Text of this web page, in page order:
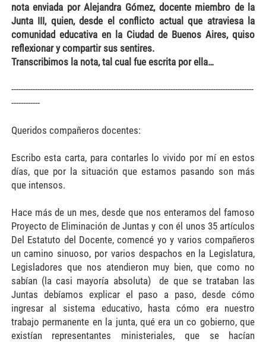
nota enviada por Alejandra Gómez, docente miembro de la
Junta III, quien, desde el conflicto actual que atraviesa la
comunidad educativa en la Ciudad de Buenos Aires, quiso
reflexionar y compartir sus sentires.
Transcribimos la nota, tal cual fue escrita por ella…
------------------------------------------------------------------------------------------------------
------------
Queridos compañeros docentes:
Escribo esta carta, para contarles lo vivido por mí en estos
días, que por la situación que estamos pasando son más
que intensos.
Hace más de un mes, desde que nos enteramos del famoso
Proyecto de Eliminación de Juntas y con él unos 35 artículos
Del Estatuto del Docente, comencé yo y varios compañeros
un camino sinuoso, por varios despachos en la Legislatura,
Legisladores que nos atendieron muy bien, que como no
sabían (la casi mayoría absoluta) de que se trataban las
Juntas debíamos explicar el paso a paso, desde cómo
ingresar al sistema educativo, hasta cómo era nuestro
trabajo permanente en la junta, qué era un co gobierno, que
existían representantes ministeriales, que se hacían